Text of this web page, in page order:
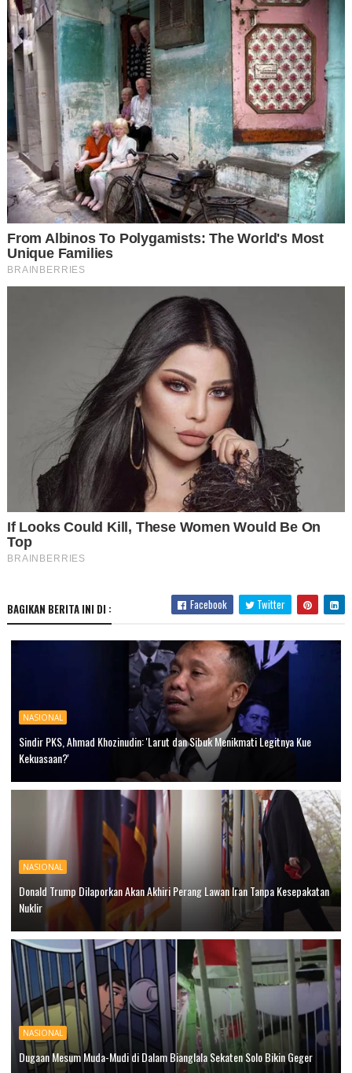
BAGIKAN BERITA INI DI : Facebook Twitter
NASIONAL
Sindir PKS, Ahmad Khozinudin: 'Larut dan Sibuk Menikmati Legitnya Kue
Kekuasaan?'
NASIONAL
Donald Trump Dilaporkan Akan Akhiri Perang Lawan Iran Tanpa Kesepakatan
Nuklir
NASIONAL
Dugaan Mesum Muda-Mudi di Dalam Bianglala Sekaten Solo Bikin Geger